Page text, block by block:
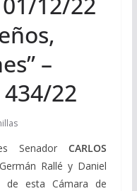
–
22
SenadorCARLOS
Rallé y Daniel
de esta Cámara de